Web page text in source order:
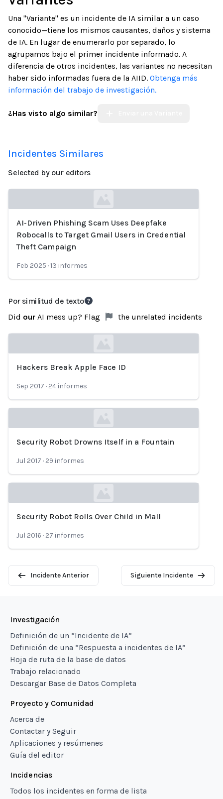
Una "Variante" es un incidente de IA similar a un caso
conocido—tiene los mismos causantes, daños y sistema
de IA. En lugar de enumerarlo por separado, lo
agrupamos bajo el primer incidente informado. A
diferencia de otros incidentes, las variantes no necesitan
haber sido informadas fuera de la AIID. Obtenga más
información del trabajo de investigación.
¿Has visto algo similar?
Incidentes Similares
Selected by our editors
Loading...
AI-Driven Phishing Scam Uses Deepfake
Robocalls to Target Gmail Users in Credential
Theft Campaign
Feb 2025 ·13 informes
Por similitud de texto
Did our AI mess up? Flag the unrelated incidents
Hackers Break Apple Face ID
Sep 2017 · 24 informes
Security Robot Drowns Itself in a Fountain
Jul 2017 · 29 informes
Security Robot Rolls Over Child in Mall
Jul 2016 · 27 informes
Incidente Anterior Siguiente Incidente
Investigación
Definición de un “Incidente de IA”
Definición de una “Respuesta a incidentes de IA”
Hoja de ruta de la base de datos
Trabajo relacionado
Descargar Base de Datos Completa
Proyecto y Comunidad
Acerca de
Contactar y Seguir
Aplicaciones y resúmenes
Guía del editor
Incidencias
Todos los incidentes en forma de lista